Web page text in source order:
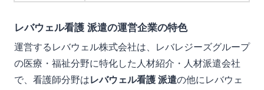
レバウェル看護 派遣の運営企業の特色
運営するレバウェル株式会社は、レバレジーズグループ
の医療・福祉分野に特化した人材紹介・人材派遣会社
で、看護師分野はレバウェル看護 派遣の他にレバウェ